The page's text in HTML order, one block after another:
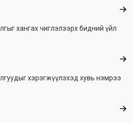
хангах чиглэлээрх бидний үйл
хэрэгжүүлэхэд хувь нэмрээ